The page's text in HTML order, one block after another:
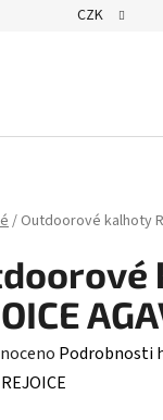
CZK
/ Outdoorové kalhoty
Podrobnosti
REJOICE